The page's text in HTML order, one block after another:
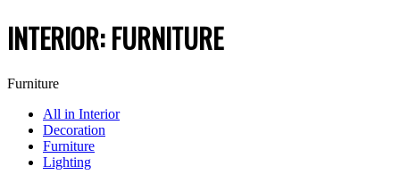
INTERIOR: FURNITURE
Furniture
All in Interior
Decoration
Furniture
Lighting